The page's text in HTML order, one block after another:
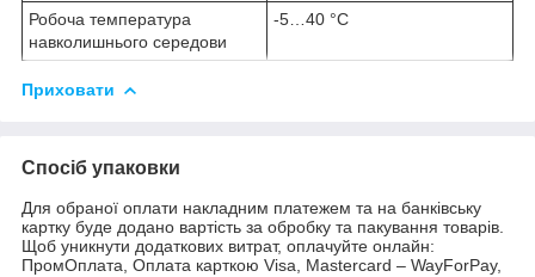
Робоча температура
навколишнього середови
-5…40 °C
Приховати
Спосіб упаковки
Для обраної оплати накладним платежем та на банківську
картку буде додано вартість за обробку та пакування товарів.
Щоб уникнути додаткових витрат, оплачуйте онлайн:
ПромОплата, Оплата карткою Visa, Mastercard – WayForPay,